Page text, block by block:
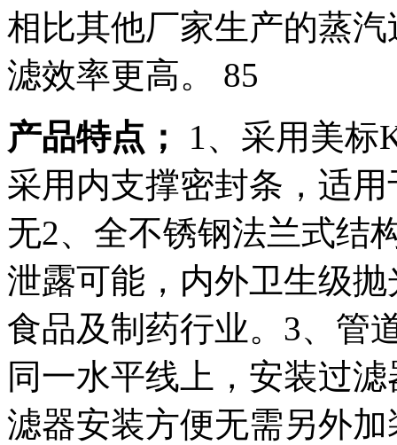
相比其他厂家生产的蒸
滤效率更高。 85
产品特点；
1、采用美标
采用内支撑密封条，适
无2、全不锈钢法兰式结
泄露可能，内外卫生级
食品及制药行业。3、管
同一水平线上，安装过
滤器安装方便无需另外